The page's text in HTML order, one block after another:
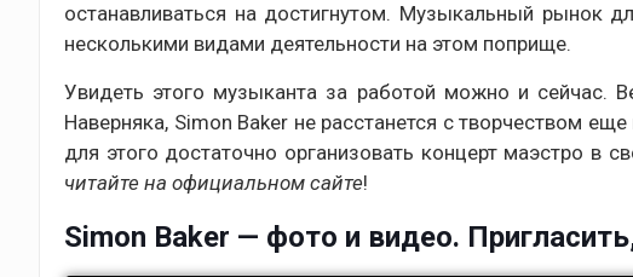
останавливаться на достигнутом. Музыкальный рынок
несколькими видами деятельности на этом поприще.
Увидеть этого музыканта за работой можно и сейчас.
Наверняка, Simon Baker не расстанется с творчеством
для этого достаточно организовать концерт маэстро
читайте на официальном сайте!
Simon Baker — фото и видео.